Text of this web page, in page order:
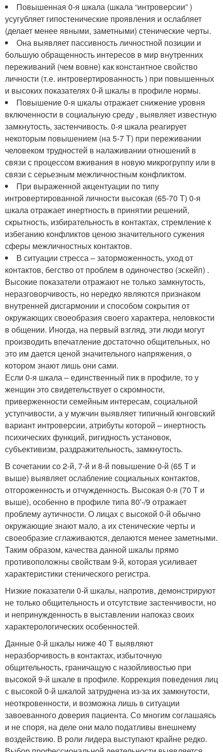
Повышенная 0-я шкала (шкала “интроверсии” )
усугубляет гипостенические проявления и ослабляет
(делает менее явными, заметными) стенические черты.
Она выявляет пассивность личностной позиции и
большую обращенность интересов в мир внутренних
переживаний (чем вовне) как константное свойство
личности (т.е. интровертированность ) при повышенных
и высоких показателях 0-й шкалы в профиле нормы.
Повышение 0-я шкалы отражает снижение уровня
включенности в социальную среду , выявляет известную
замкнутость, застенчивость. 0-я шкала реагирует
некоторым повышением (на 5-7 Т) при переживании
человеком трудностей в налаживании отношений в
связи с процессом вживания в новую микрогруппу или в
связи с серьезным межличностным конфликтом.
При выраженной акцентуации по типу
интровертированной личности высокая (65-70 Т) 0-я
шкала отражает инертность в принятии решений,
скрытность, избирательность в контактах, стремление к
избеганию конфликтов ценою значительного сужения
сферы межличностных контактов.
В ситуации стресса – заторможенность, уход от
контактов, бегство от проблем в одиночество (эскейп) .
Высокие показатели отражают не только замкнутость,
неразговорчивость, но нередко являются признаком
внутренней дисгармонии и способом сокрытия от
окружающих своеобразия своего характера, неловкости
в общении. Иногда, на первый взгляд, эти люди могут
производить впечатление достаточно общительных, но
это им дается ценой значительного напряжения, о
котором знают лишь они сами.
Если 0-я шкала – единственный пик в профиле, то у
женщин это свидетельствует о скромности,
приверженности семейным интересам, социальной
уступчивости, а у мужчин выявляет типичный юнговский
вариант интроверсии, атрибуты которой – инертность
психических функций, ригидность установок,
субъективизм, раздражительность, замкнутость.
В сочетании со 2-й, 7-й и 8-й повышение 0-й (65 Т и
выше) выявляет ослабление социальных контактов,
отгороженность и отчужденность. Высокая 0-я (70 Т и
выше), особенно в профиле типа 80′-/9 отражает
проблему аутичности. О лицах с высокой 0-й обычно
окружающие знают мало, а их стенические черты и
своеобразие сглаживаются, делаются менее заметными.
Таким образом, качества данной шкалы прямо
противоположны свойствам 9-й, которая усиливает
характеристики стенического регистра.
Низкие показатели 0-й шкалы, напротив, демонстрируют
не только общительность и отсутствие застенчивости, но
и непринужденность в выставлении напоказ своих
характерологических особенностей.
Данные 0-й шкалы ниже 40 Т выявляют
неразборчивость в контактах, избыточную
общительность, граничащую с назойливостью при
высокой 9-й шкале в профиле. Коррекция поведения лиц
с высокой 0-й шкалой затруднена из-за их замкнутости,
неоткровенности, и возможна лишь в ситуации
завоеванного доверия пациента. Со многим соглашаясь
и не споря, на деле они мало податливы внешнему
воздействию. В роли лидера выступают крайне редко.